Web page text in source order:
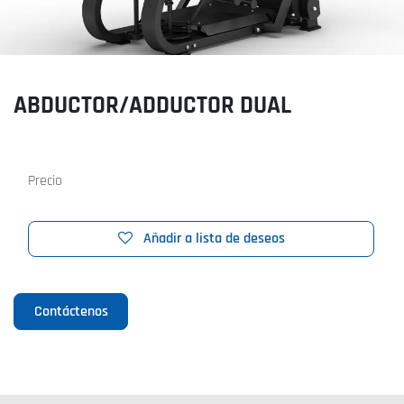
ABDUCTOR/ADDUCTOR DUAL
Añadir a lista de deseos
Precio
Contáctenos